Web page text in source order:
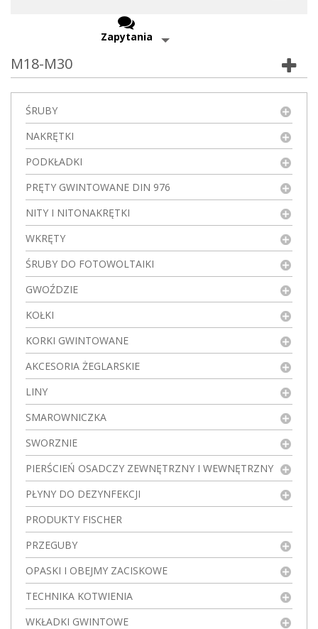
Zapytania
M18-M30
ŚRUBY
NAKRĘTKI
PODKŁADKI
PRĘTY GWINTOWANE DIN 976
NITY I NITONAKRĘTKI
WKRĘTY
ŚRUBY DO FOTOWOLTAIKI
GWOŹDZIE
KOŁKI
KORKI GWINTOWANE
AKCESORIA ŻEGLARSKIE
LINY
SMAROWNICZKA
SWORZNIE
PIERŚCIEŃ OSADCZY ZEWNĘTRZNY I WEWNĘTRZNY
PŁYNY DO DEZYNFEKCJI
PRODUKTY FISCHER
PRZEGUBY
OPASKI I OBEJMY ZACISKOWE
TECHNIKA KOTWIENIA
WKŁADKI GWINTOWE